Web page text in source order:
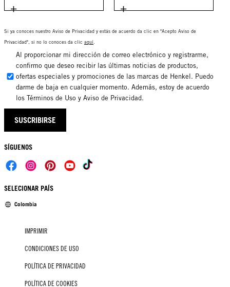
Si ya conoces nuestro Aviso de Privacidad y estás de acuerdo da clic en "Acepto Aviso de
Privacidad", si no lo conoces da clic aquí
Al proporcionar mi dirección de correo electrónico y registrarme,
confirmo que deseo recibir las últimas noticias de productos,
ofertas especiales y promociones de las marcas de Henkel. Puedo
darme de baja en cualquier momento. Además, estoy de acuerdo
los Términos de Uso y Aviso de Privacidad.
SUSCRIBIRSE
SÍGUENOS
SELECIONAR PAÍS
Colombia
IMPRIMIR
CONDICIONES DE USO
POLÍTICA DE PRIVACIDAD
POLÍTICA DE COOKIES